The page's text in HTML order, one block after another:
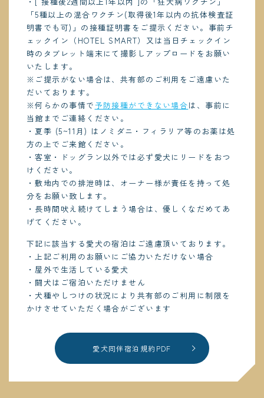
「5種以上の混合ワクチン(取得後1年以内の抗体検査証
明書でも可)」の接種証明書をご提示ください。事前チ
ェックイン（HOTEL SMART）又は当日チェックイン
時のタブレット端末にて撮影しアップロードをお願い
いたします。
※ご提示がない場合は、共有部のご利用をご遠慮いた
だいております。
※何らかの事情で予防接種ができない場合は、事前に
当館までご連絡ください。
・夏季 (5~11月) はノミダニ・フィラリア等のお薬は処
方の上でご来館ください。
・客室・ドッグラン以外では必ず愛犬にリードをおつ
けください。
・敷地内での排泄時は、オーナー様が責任を持って処
分をお願い致します。
・長時間吠え続けてしまう場合は、優しくなだめてあ
げてください。
下記に該当する愛犬の宿泊はご遠慮頂いております。
・上記ご利用のお願いにご協力いただけない場合
・屋外で生活している愛犬
・闘犬はご宿泊いただけません
・犬種やしつけの状況により共有部のご利用に制限を
かけさせていただく場合がございます
愛犬同伴宿泊規約PDF